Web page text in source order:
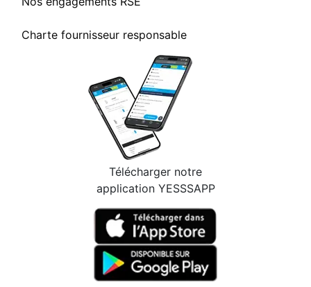
Charte fournisseur responsable
Télécharger notre
application YESSSAPP